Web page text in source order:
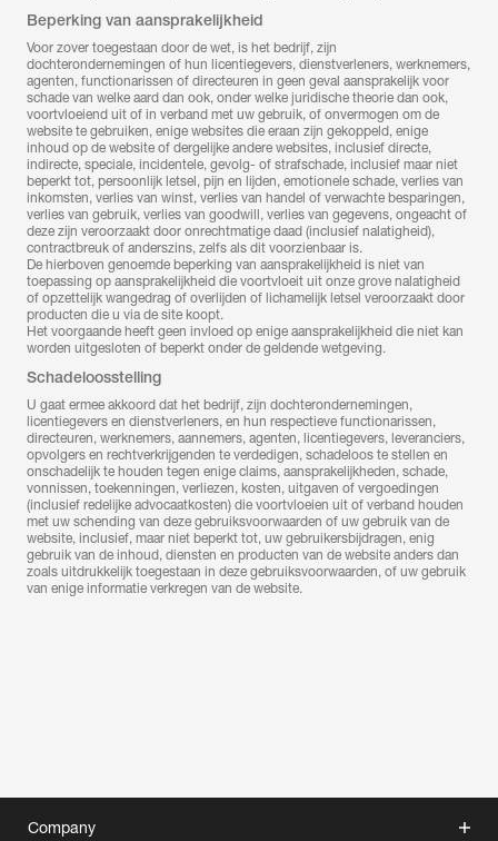
Beperking van aansprakelijkheid
Voor zover toegestaan door de wet, is het bedrijf, zijn
dochterondernemingen of hun licentiegevers, dienstverleners, werknemers,
agenten, functionarissen of directeuren in geen geval aansprakelijk voor
schade van welke aard dan ook, onder welke juridische theorie dan ook,
voortvloeiend uit of in verband met uw gebruik, of onvermogen om de
website te gebruiken, enige websites die eraan zijn gekoppeld, enige
inhoud op de website of dergelijke andere websites, inclusief directe,
indirecte, speciale, incidentele, gevolg- of strafschade, inclusief maar niet
beperkt tot, persoonlijk letsel, pijn en lijden, emotionele schade, verlies van
inkomsten, verlies van winst, verlies van handel of verwachte besparingen,
verlies van gebruik, verlies van goodwill, verlies van gegevens, ongeacht of
deze zijn veroorzaakt door onrechtmatige daad (inclusief nalatigheid),
contractbreuk of anderszins, zelfs als dit voorzienbaar is.
De hierboven genoemde beperking van aansprakelijkheid is niet van
toepassing op aansprakelijkheid die voortvloeit uit onze grove nalatigheid
of opzettelijk wangedrag of overlijden of lichamelijk letsel veroorzaakt door
producten die u via de site koopt.
Het voorgaande heeft geen invloed op enige aansprakelijkheid die niet kan
worden uitgesloten of beperkt onder de geldende wetgeving.
Schadeloosstelling
U gaat ermee akkoord dat het bedrijf, zijn dochterondernemingen,
licentiegevers en dienstverleners, en hun respectieve functionarissen,
directeuren, werknemers, aannemers, agenten, licentiegevers, leveranciers,
opvolgers en rechtverkrijgenden te verdedigen, schadeloos te stellen en
onschadelijk te houden tegen enige claims, aansprakelijkheden, schade,
vonnissen, toekenningen, verliezen, kosten, uitgaven of vergoedingen
(inclusief redelijke advocaatkosten) die voortvloeien uit of verband houden
met uw schending van deze gebruiksvoorwaarden of uw gebruik van de
website, inclusief, maar niet beperkt tot, uw gebruikersbijdragen, enig
gebruik van de inhoud, diensten en producten van de website anders dan
zoals uitdrukkelijk toegestaan in deze gebruiksvoorwaarden, of uw gebruik
van enige informatie verkregen van de website.
Company